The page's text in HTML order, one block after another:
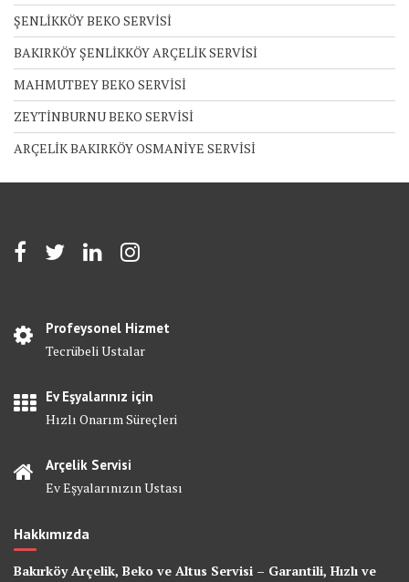
ŞENLİKKÖY BEKO SERVİSİ
BAKIRKÖY ŞENLİKKÖY ARÇELİK SERVİSİ
MAHMUTBEY BEKO SERVİSİ
ZEYTİNBURNU BEKO SERVİSİ
ARÇELİK BAKIRKÖY OSMANİYE SERVİSİ
Profeysonel Hizmet
Tecrübeli Ustalar
Ev Eşyalarınız için
Hızlı Onarım Süreçleri
Arçelik Servisi
Ev Eşyalarınızın Ustası
Hakkımızda
Bakırköy Arçelik, Beko ve Altus Servisi – Garantili, Hızlı ve